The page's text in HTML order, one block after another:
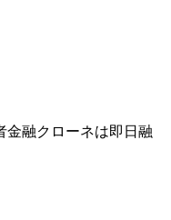
金融クローネは即日融